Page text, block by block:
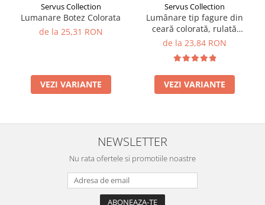
Servus Collection
Lumanare Botez Colorata
de la 25,31 RON
VEZI VARIANTE
Servus Collection
Lumânare tip fagure din
ceară colorată, rulată
manual - alb
de la 23,84 RON
VEZI VARIANTE
NEWSLETTER
Nu rata ofertele si promotiile noastre